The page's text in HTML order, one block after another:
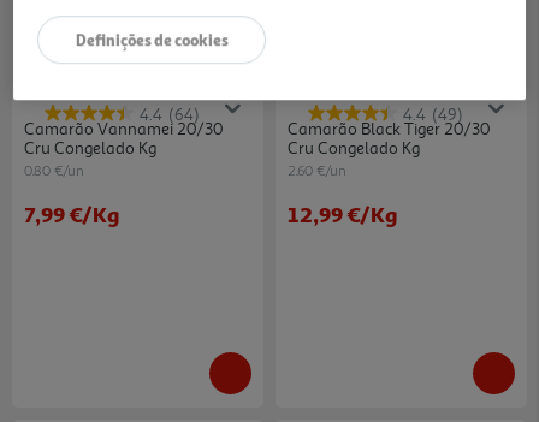
4.4 (64)
Camarão Vannamei 20/30
Cru Congelado Kg
0.80 €/un
7,99 €/Kg
4.4 (49)
Camarão Black Tiger 20/30
Cru Congelado Kg
2.60 €/un
12,99 €/Kg
Definições de cookies